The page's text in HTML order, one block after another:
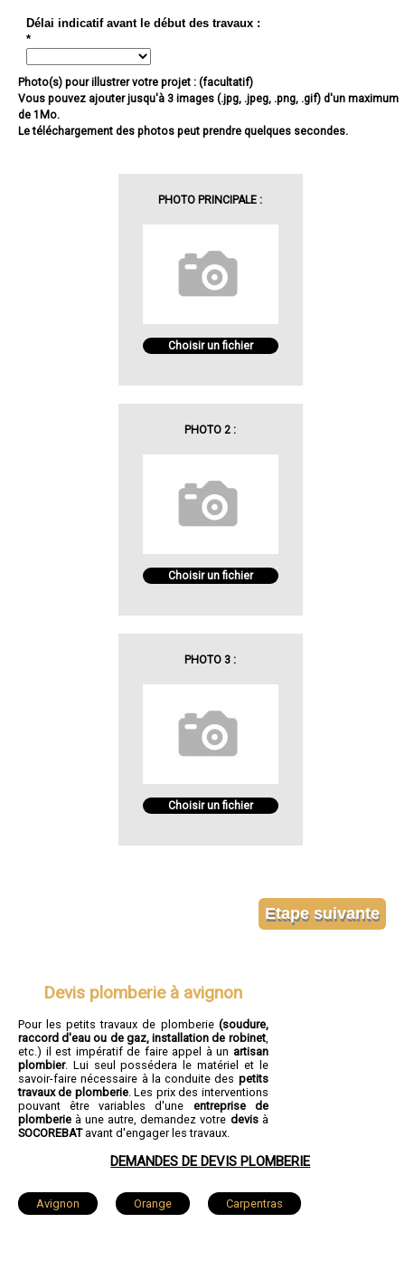
Délai indicatif avant le début des travaux :
*
Photo(s) pour illustrer votre projet : (facultatif)
Vous pouvez ajouter jusqu'à 3 images (.jpg, .jpeg, .png, .gif) d'un maximum
de 1Mo.
Le téléchargement des photos peut prendre quelques secondes.
PHOTO PRINCIPALE :
Choisir un fichier
PHOTO 2 :
Choisir un fichier
PHOTO 3 :
Choisir un fichier
Devis plomberie à avignon
Pour les petits travaux de plomberie (soudure,
raccord d'eau ou de gaz, installation de robinet,
etc.) il est impératif de faire appel à un artisan
plombier. Lui seul possédera le matériel et le
savoir-faire nécessaire à la conduite des petits
travaux de plomberie. Les prix des interventions
pouvant être variables d'une entreprise de
plomberie à une autre, demandez votre devisà
SOCOREBATavant d'engager les travaux.
DEMANDES DE DEVIS PLOMBERIE
Avignon Orange Carpentras